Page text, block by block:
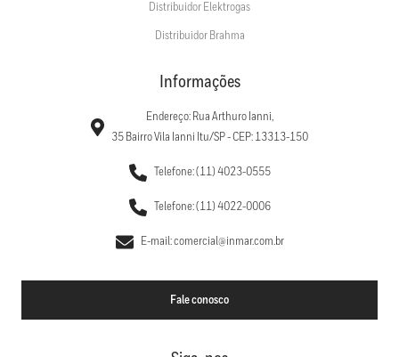
Distribuidor Elektrogas
Distribuidor Brahma
Informações
Endereço: Rua Arthuro Ianni,
35 Bairro Vila Ianni Itu/SP - CEP: 13313-150
Telefone: (11) 4023-0555
Telefone: (11) 4022-0006
E-mail: comercial@inmar.com.br
Fale conosco